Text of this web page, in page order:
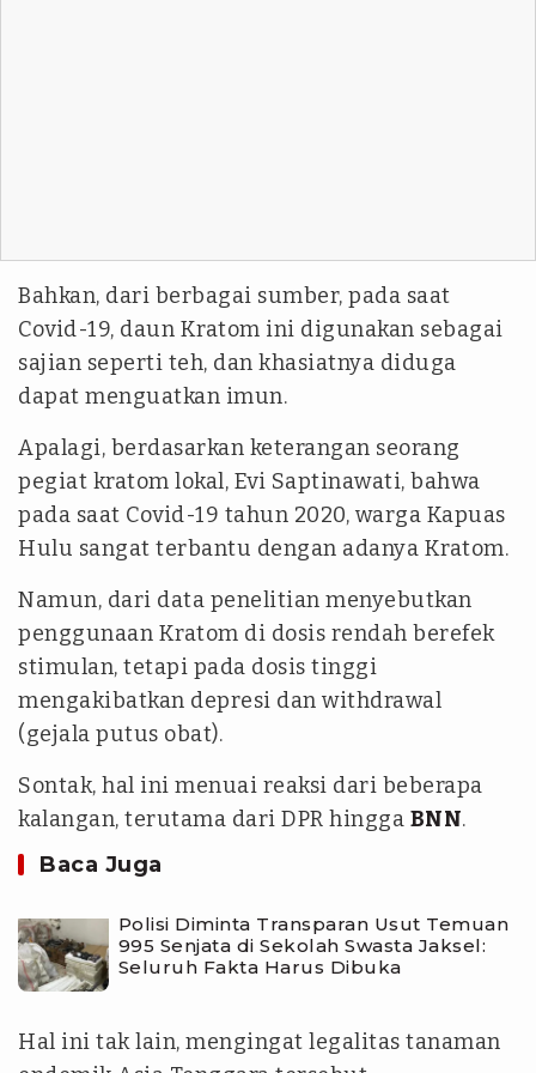
Bahkan, dari berbagai sumber, pada saat
Covid-19, daun Kratom ini digunakan sebagai
sajian seperti teh, dan khasiatnya diduga
dapat menguatkan imun.
Apalagi, berdasarkan keterangan seorang
pegiat kratom lokal, Evi Saptinawati, bahwa
pada saat Covid-19 tahun 2020, warga Kapuas
Hulu sangat terbantu dengan adanya Kratom.
Namun, dari data penelitian menyebutkan
penggunaan Kratom di dosis rendah berefek
stimulan, tetapi pada dosis tinggi
mengakibatkan depresi dan withdrawal
(gejala putus obat).
Sontak, hal ini menuai reaksi dari beberapa
kalangan, terutama dari DPR hingga BNN.
Baca Juga
Polisi Diminta Transparan Usut Temuan
995 Senjata di Sekolah Swasta Jaksel:
Seluruh Fakta Harus Dibuka
Hal ini tak lain, mengingat legalitas tanaman